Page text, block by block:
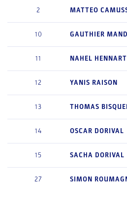
2 MATTEO
10 GAUTHIER
11 NAHEL HENNART
12 YANIS RAISON
13 THOMAS
14 OSCAR DORIVAL
15 SACHA DORIVAL
27 SIMON